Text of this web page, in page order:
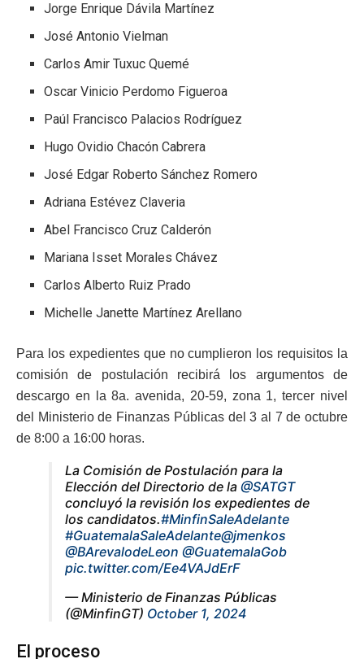
Jorge Enrique Dávila Martínez
José Antonio Vielman
Carlos Amir Tuxuc Quemé
Oscar Vinicio Perdomo Figueroa
Paúl Francisco Palacios Rodríguez
Hugo Ovidio Chacón Cabrera
José Edgar Roberto Sánchez Romero
Adriana Estévez Claveria
Abel Francisco Cruz Calderón
Mariana Isset Morales Chávez
Carlos Alberto Ruiz Prado
Michelle Janette Martínez Arellano
Para los expedientes que no cumplieron los requisitos la
comisión de postulación recibirá los argumentos de
descargo en la 8a. avenida, 20-59, zona 1, tercer nivel
del Ministerio de Finanzas Públicas del 3 al 7 de octubre
de 8:00 a 16:00 horas.
La Comisión de Postulación para la
Elección del Directorio de la @SATGT
concluyó la revisión los expedientes de
los candidatos.#MinfinSaleAdelante
#GuatemalaSaleAdelante@jmenkos
@BArevalodeLeon @GuatemalaGob
pic.twitter.com/Ee4VAJdErF
— Ministerio de Finanzas Públicas
(@MinfinGT) October 1, 2024
El proceso